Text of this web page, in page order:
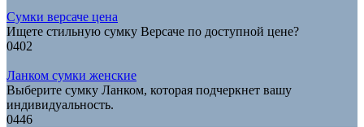
Сумки версаче цена
Ищете стильную сумку Версаче по доступной цене?
0402
Ланком сумки женские
Выберите сумку Ланком, которая подчеркнет вашу
индивидуальность.
0446